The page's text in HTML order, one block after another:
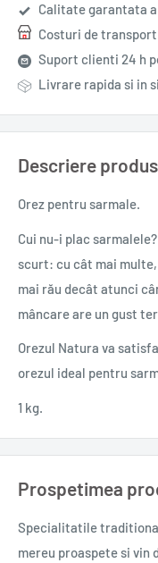
Calitate garantata
Costuri de
Suport clienti 24 h
Livrare rapida si in
Descriere produs
Orez pentru sarmale.
Cui nu-i plac
scurt: cu cât mai
mai rău decât atunci
mâncare are un gust
Orezul Natura va
orezul ideal pentru
1 kg.
Prospetimea
Specialitatile
mereu proaspete si vin